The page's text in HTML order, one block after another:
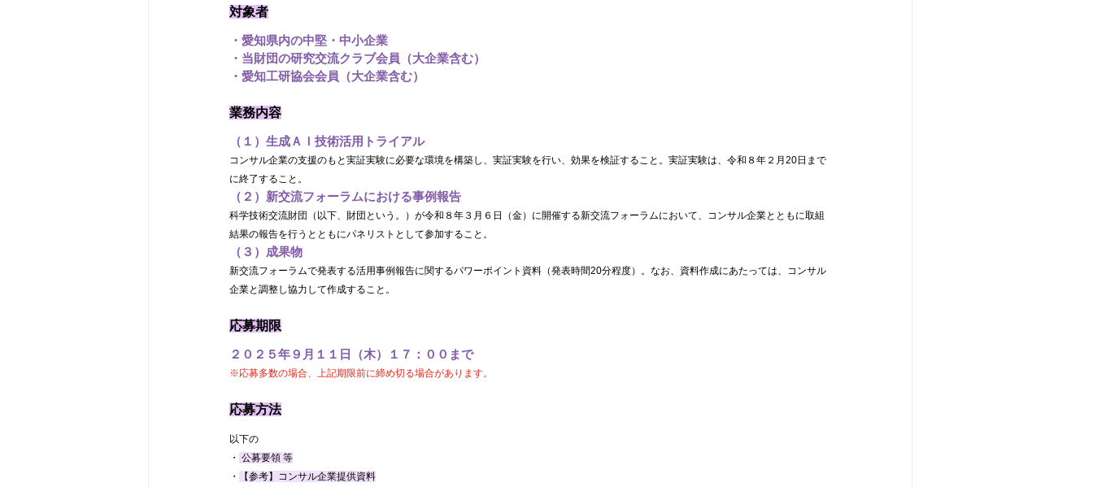
対象者
・愛知県内の中堅・中小企業
・当財団の研究交流クラブ会員（大企業含む）
・愛知工研協会会員（大企業含む）
業務内容
（１）生成ＡＩ技術活用トライアル
コンサル企業の支援のもと実証実験に必要な環境を構築し、実証実験を行い、効果を検証すること。実証実験は、令和８年２月20日まで
に終了すること。
（２）新交流フォーラムにおける事例報告
科学技術交流財団（以下、財団という。）が令和８年３月６日（金）に開催する新交流フォーラムにおいて、コンサル企業とともに取組
結果の報告を行うとともにパネリストとして参加すること。
（３）成果物
新交流フォーラムで発表する活用事例報告に関するパワーポイント資料（発表時間20分程度）。なお、資料作成にあたっては、コンサル
企業と調整し協力して作成すること。
応募期限
２０２５年９月１１日（木）１７：００まで
※応募多数の場合、上記期限前に締め切る場合があります。
応募方法
以下の
・ 公募要領 等
・
【参考】コンサル企業提供資料